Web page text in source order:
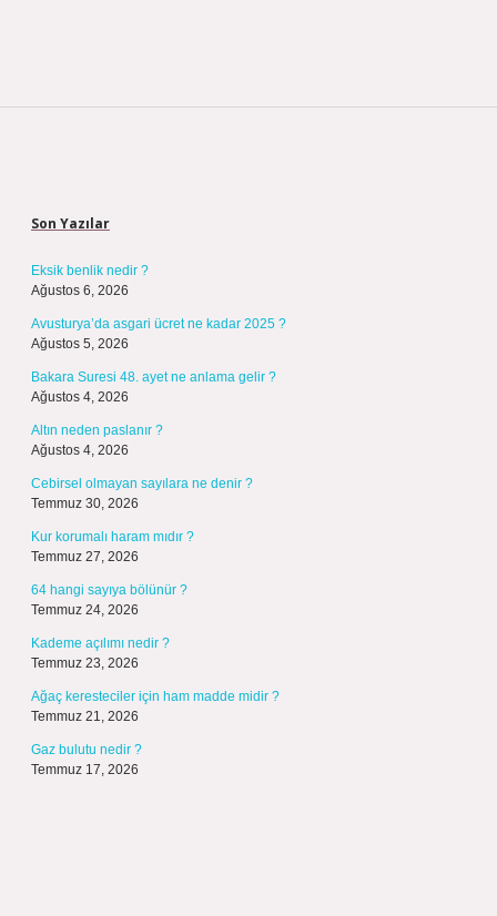
Son Yazılar
Eksik benlik nedir ?
Ağustos 6, 2026
Avusturya’da asgari ücret ne kadar 2025 ?
Ağustos 5, 2026
Bakara Suresi 48. ayet ne anlama gelir ?
Ağustos 4, 2026
Altın neden paslanır ?
Ağustos 4, 2026
Cebirsel olmayan sayılara ne denir ?
Temmuz 30, 2026
Kur korumalı haram mıdır ?
Temmuz 27, 2026
64 hangi sayıya bölünür ?
Temmuz 24, 2026
Kademe açılımı nedir ?
Temmuz 23, 2026
Ağaç keresteciler için ham madde midir ?
Temmuz 21, 2026
Gaz bulutu nedir ?
Temmuz 17, 2026